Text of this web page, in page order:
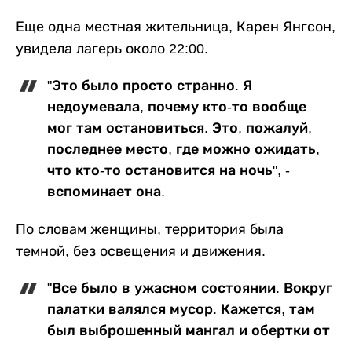
Еще одна местная жительница, Карен Янгсон,
увидела лагерь около 22:00.
"Это было просто странно. Я
недоумевала, почему кто-то вообще
мог там остановиться. Это, пожалуй,
последнее место, где можно ожидать,
что кто-то остановится на ночь", -
вспоминает она.
По словам женщины, территория была
темной, без освещения и движения.
"Все было в ужасном состоянии. Вокруг
палатки валялся мусор. Кажется, там
был выброшенный мангал и обертки от